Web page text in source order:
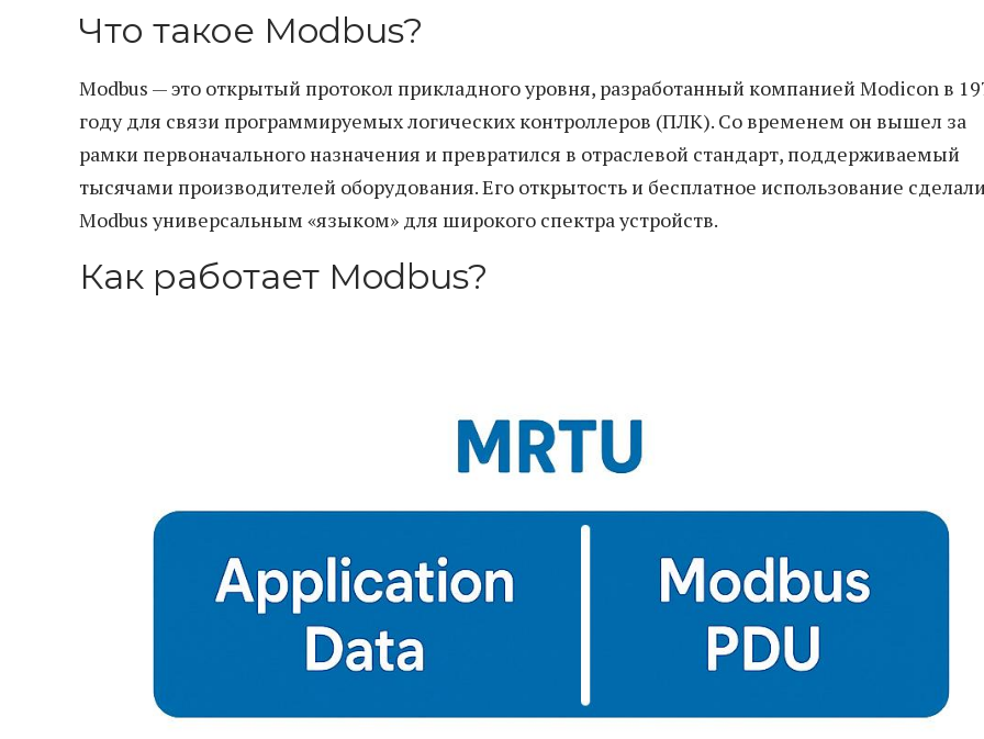
Что такое Modbus?
Modbus — это открытый протокол прикладного уровня, разработанный компанией Modicon в
году для связи программируемых логических контроллеров (ПЛК). Со временем он вышел за
рамки первоначального назначения и превратился в отраслевой стандарт, поддерживаемый
тысячами производителей оборудования. Его открытость и бесплатное использование
Modbus универсальным «языком» для широкого спектра устройств.
Как работает Modbus?